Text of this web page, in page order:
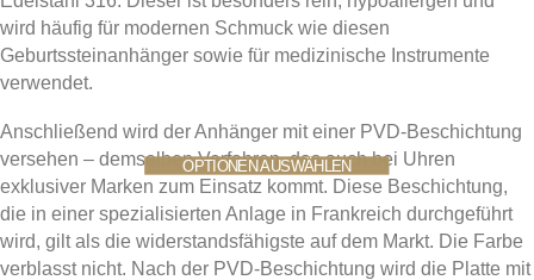
wird häufig für modernen Schmuck wie diesen
Geburtssteinanhänger sowie für medizinische Instrumente
verwendet.
Anschließend wird der Anhänger mit einer PVD-Beschichtung
versehen – demselben Verfahren, das auch bei Uhren
exklusiver Marken zum Einsatz kommt. Diese Beschichtung,
die in einer spezialisierten Anlage in Frankreich durchgeführt
wird, gilt als die widerstandsfähigste auf dem Markt. Die Farbe
verblasst nicht. Nach der PVD-Beschichtung wird die Platte mit
OPTIONEN AUSWÄHLEN
Dieses
Produkt
weist
mehrere
Varianten
OPTIONEN AUSWÄHLEN
Dieses
Produkt
weist
mehrere
Varianten